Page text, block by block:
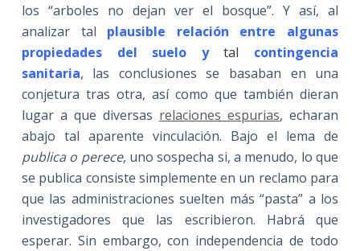
los “arboles no dejan ver el bosque”. Y así, al
analizar tal plausible relación entre algunas
propiedades del suelo ytal
contingencia
sanitaria, las conclusiones se basaban en una
conjetura tras otra, así como que también dieran
lugar a que diversas relaciones espurias, echaran
abajo tal aparente vinculación. Bajo el lema de
publica o perece, uno sospecha si, a menudo, lo que
se publica consiste simplemente en un reclamo para
que las administraciones suelten más “pasta” a los
investigadores que las escribieron. Habrá que
esperar. Sin embargo, con independencia de todo